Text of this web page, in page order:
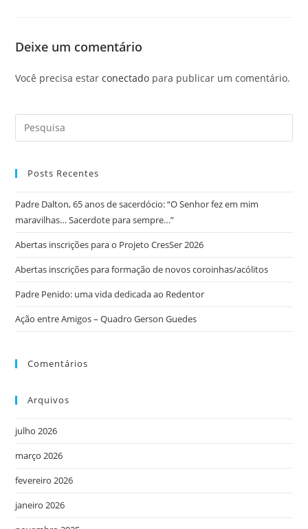
Deixe um comentário
Você precisa estarconectado para publicar um comentário.
Posts Recentes
Padre Dalton, 65 anos de sacerdócio: “O Senhor fez em mim
maravilhas… Sacerdote para sempre…”
Abertas inscrições para o Projeto CresSer 2026
Abertas inscrições para formação de novos coroinhas/acólitos
Padre Penido: uma vida dedicada ao Redentor
Ação entre Amigos – Quadro Gerson Guedes
Comentários
Arquivos
julho 2026
março 2026
fevereiro 2026
janeiro 2026